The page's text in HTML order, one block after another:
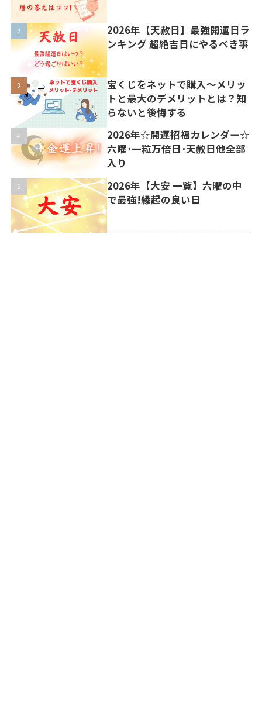
2026年【天赦日】最強開運日ラ
ンキング 超絶吉日にやるべき事
宝くじをネットで購入〜メリッ
トと最大のデメリットとは？知
らないと後悔する
2026年☆開運招福カレンダー☆
六曜･一粒万倍日･天赦日他全部
入り
2026年【大安 一覧】六曜の中
で最強!縁起の良い日